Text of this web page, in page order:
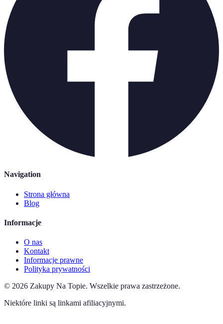
Navigation
Strona główna
Blog
Informacje
O nas
Kontakt
Informacje prawne
Polityka prywatności
© 2026 Zakupy Na Topie. Wszelkie prawa zastrzeżone.
Niektóre linki są linkami afiliacyjnymi.